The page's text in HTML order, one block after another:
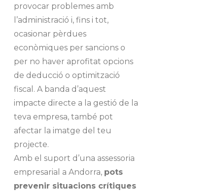
provocar problemes amb
l’administració i, fins i tot,
ocasionar pèrdues
econòmiques per sancions o
per no haver aprofitat opcions
de deducció o optimització
fiscal. A banda d’aquest
impacte directe a la gestió de la
teva empresa, també pot
afectar la imatge del teu
projecte.
Amb el suport d’una assessoria
empresarial a Andorra, pots
prevenir situacions crítiques